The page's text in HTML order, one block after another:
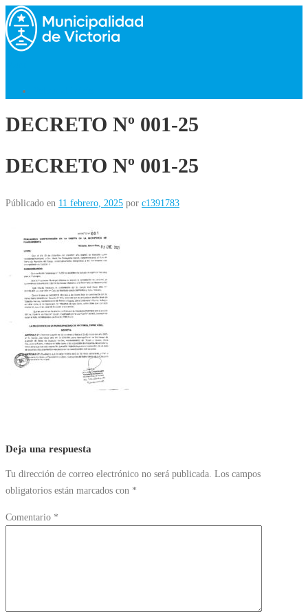
Saltar
al
contenido
DECRETO Nº 001-25
DECRETO Nº 001-25
Públicado en 11 febrero, 2025 por c1391783
Deja una respuesta
Tu dirección de correo electrónico no será publicada. Los campos
obligatorios están marcados con *
Comentario *